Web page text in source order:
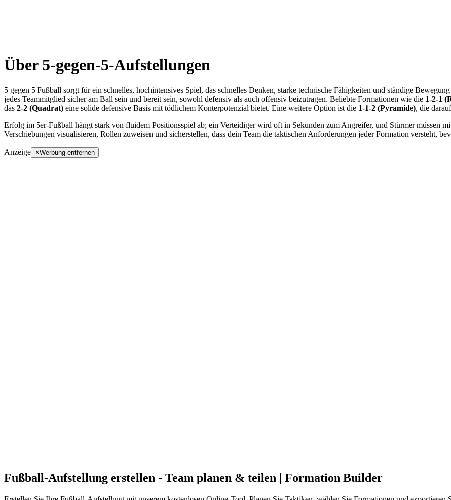
Über 5-gegen-5-Aufstellungen
5 gegen 5 Fußball sorgt für ein schnelles, hochintensives Spiel, das schnelles Denken, starke technische Fähigkeiten und ständige
jedes Teammitglied sicher am Ball sein und bereit sein, sowohl defensiv als auch offensiv beizutragen. Beliebte Formationen wie die 1-2-1
das 2-2 (Quadrat) eine solide defensive Basis mit tödlichem Konterpotenzial bietet. Eine weitere Option ist die 1-1-2 (Pyramide), die
Erfolg im 5er-Fußball hängt stark von fluidem Positionsspiel ab; ein Verteidiger wird oft in Sekunden zum Angreifer, und Stürmer müssen
Verschiebungen visualisieren, Rollen zuweisen und sicherstellen, dass dein Team die taktischen Anforderungen jeder Formation versteht,
Anzeige Werbung entfernen
Fußball-Aufstellung erstellen - Team planen & teilen | Formation Builder